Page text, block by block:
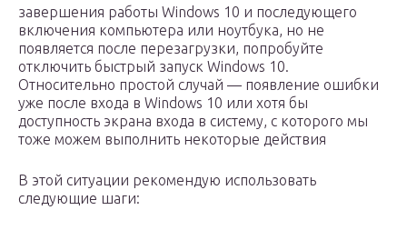
завершения работы Windows 10 и последующего
включения компьютера или ноутбука, но не
появляется после перезагрузки, попробуйте
отключить быстрый запуск Windows 10.
Относительно простой случай — появление ошибки
уже после входа в Windows 10 или хотя бы
доступность экрана входа в систему, с которого мы
тоже можем выполнить некоторые действия
В этой ситуации рекомендую использовать
следующие шаги: